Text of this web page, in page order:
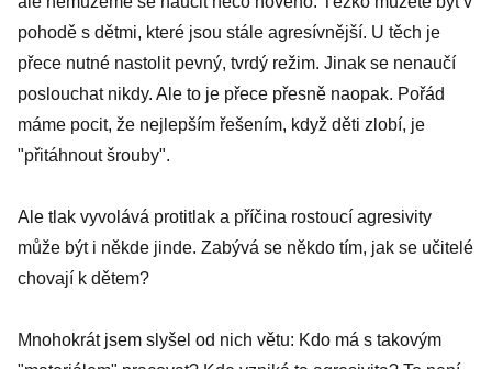
pohodě s dětmi, které jsou stále agresívnější. U těch je
přece nutné nastolit pevný, tvrdý režim. Jinak se nenaučí
poslouchat nikdy. Ale to je přece přesně naopak. Pořád
máme pocit, že nejlepším řešením, když děti zlobí, je
"přitáhnout šrouby".
Ale tlak vyvolává protitlak a příčina rostoucí agresivity
může být i někde jinde. Zabývá se někdo tím, jak se učitelé
chovají k dětem?
Mnohokrát jsem slyšel od nich větu: Kdo má s takovým